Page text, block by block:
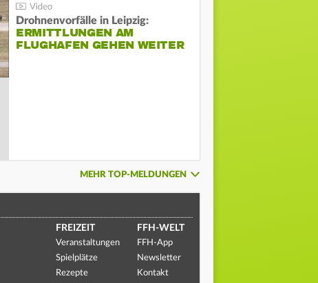
Drohnenvorfälle in Leipzig:
ERMITTLUNGEN AM
FLUGHAFEN GEHEN WEITER
MEHR TOP-MELDUNGEN
FREIZEIT
Veranstaltungen
Spielplätze
Rezepte
FFH-WELT
FFH-App
Newsletter
Kontakt